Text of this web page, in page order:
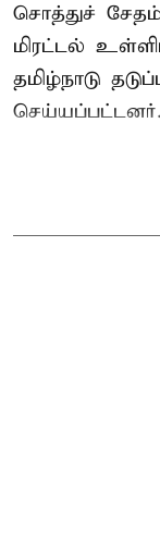
சொத்துச் சேதம்
மிரட்டல்
தமிழ்நாடு
செய்யப்பட்டனர்.